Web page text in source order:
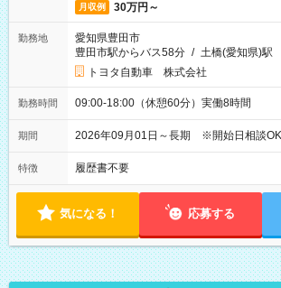
月収例 30万円～
勤務地
愛知県豊田市
豊田市駅からバス58分 / 土橋(愛知県)駅
トヨタ自動車 株式会社
勤務時間 09:00-18:00（休憩60分）実働8時間
期間 2026年09月01日～長期 ※開始日相談
特徴 履歴書不要
気になる！ 応募する